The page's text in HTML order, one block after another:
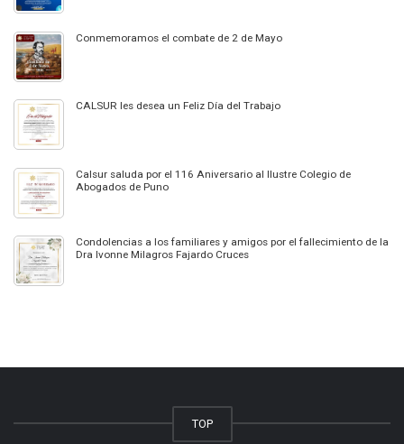
Conmemoramos el combate de 2 de Mayo
CALSUR les desea un Feliz Día del Trabajo
Calsur saluda por el 116 Aniversario al Ilustre Colegio de
Abogados de Puno
Condolencias a los familiares y amigos por el fallecimiento de la
Dra Ivonne Milagros Fajardo Cruces
TOP